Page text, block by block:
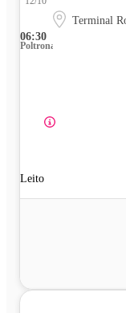
06:30
Terminal
Poltrona
Leito